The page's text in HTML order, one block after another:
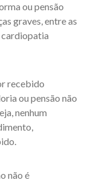
ou pensão
graves, entre as
cardiopatia
recebido
ou pensão não
nenhum
não é